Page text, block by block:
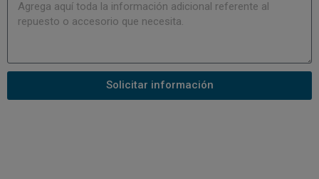
Solicitar información